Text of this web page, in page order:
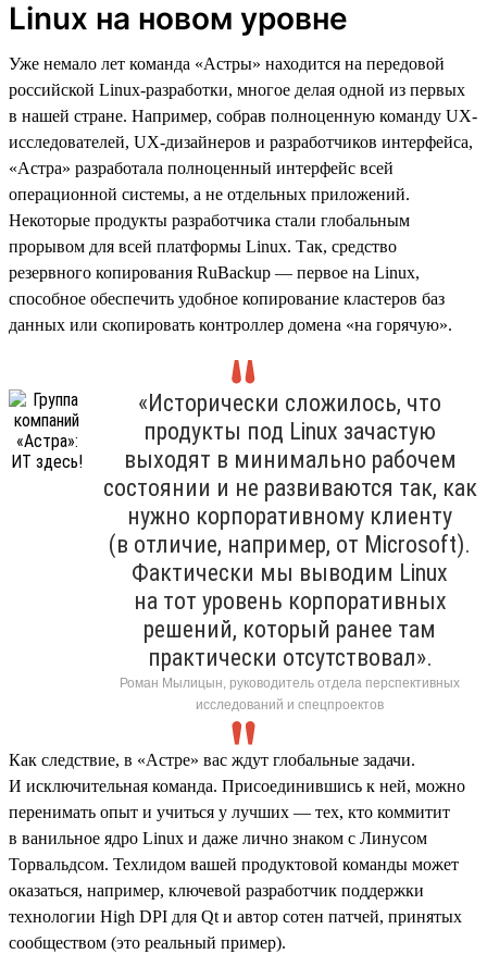
Linux на новом уровне
Уже немало лет команда «Астры» находится на передовой
российской Linux-разработки, многое делая одной из первых
в нашей стране. Например, собрав полноценную команду UX-
исследователей, UX-дизайнеров и разработчиков интерфейса,
«Астра» разработала полноценный интерфейс всей
операционной системы, а не отдельных приложений.
Некоторые продукты разработчика стали глобальным
прорывом для всей платформы Linux. Так, средство
резервного копирования RuBackup — первое на Linux,
способное обеспечить удобное копирование кластеров баз
данных или скопировать контроллер домена «на горячую».
«Исторически сложилось, что
продукты под Linux зачастую
выходят в минимально рабочем
состоянии и не развиваются так, как
нужно корпоративному клиенту
(в отличие, например, от Microsoft).
Фактически мы выводим Linux
на тот уровень корпоративных
решений, который ранее там
практически отсутствовал».
Роман Мылицын, руководитель отдела перспективных
исследований и спецпроектов
Как следствие, в «Астре» вас ждут глобальные задачи.
И исключительная команда. Присоединившись к ней, можно
перенимать опыт и учиться у лучших — тех, кто коммитит
в ванильное ядро Linux и даже лично знаком с Линусом
Торвальдсом. Техлидом вашей продуктовой команды может
оказаться, например, ключевой разработчик поддержки
технологии High DPI для Qt и автор сотен патчей, принятых
сообществом (это реальный пример).